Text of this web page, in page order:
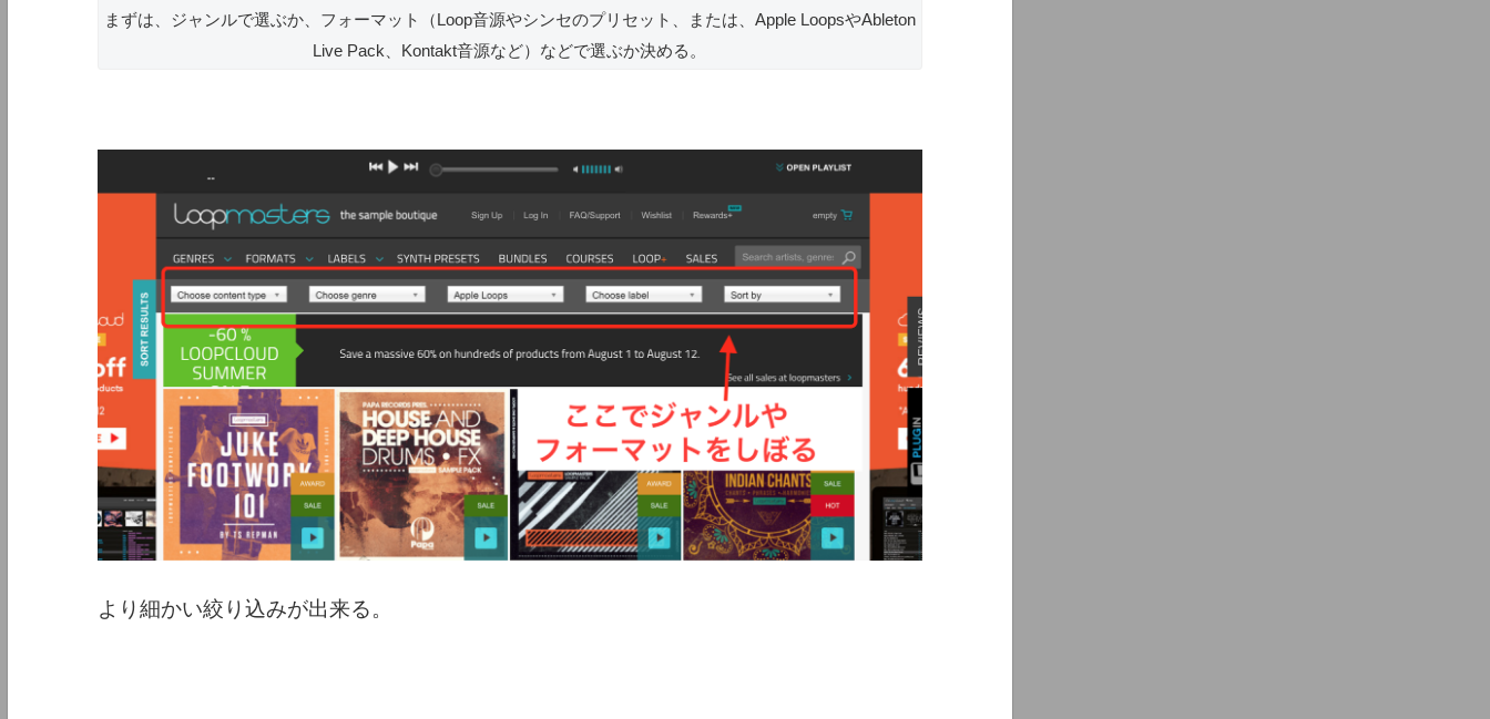
まずは、ジャンルで選ぶか、フォーマット（Loop音源やシンセのプリセット、または、Apple LoopsやAbleton
Live Pack、Kontakt音源など）などで選ぶか決める。
より細かい絞り込みが出来る。